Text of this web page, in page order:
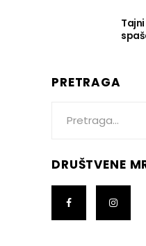
PRETRAGA
DRUŠTVENE